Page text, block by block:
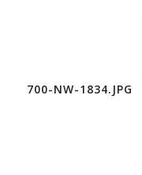
700-NW-1834.JPG